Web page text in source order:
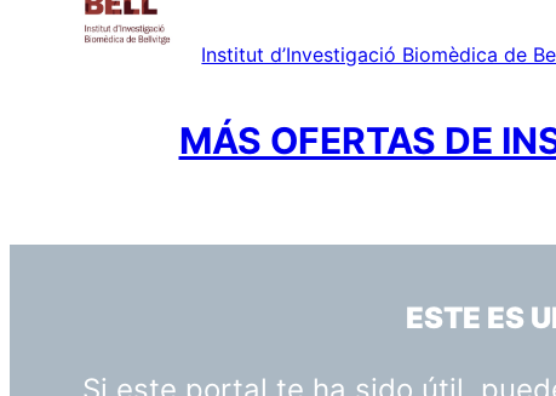
Institut d’Investigació Biomèdica de
MÁS OFERTAS DE
ESTE ES